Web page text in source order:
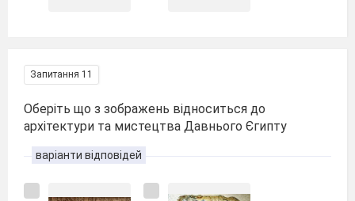
Запитання 11
Оберіть що з зображень відноситься до
архітектури та мистецтва Давнього Єгипту
варіанти відповідей